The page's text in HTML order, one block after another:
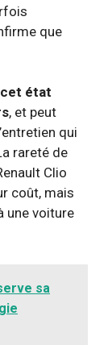
que
cet état
, et peut
qui
rareté de
Clio
coût, mais
une voiture
sa